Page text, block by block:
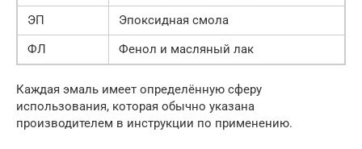
ЭП
Эпоксидная смола
ФЛ
Фенол и масляный лак
Каждая эмаль имеет определённую сферу
использования, которая обычно указана
производителем в инструкции по применению.